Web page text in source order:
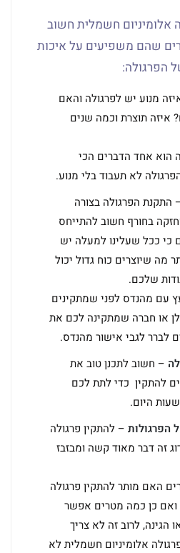
אלומיניום חשמלית חשוב
שהם משפיעים על איכות
הפרגולה:
מנוע יש לפרגולה והאם
תוצרת וכמה שנים
הוא אחד הדברים הכי
לא תעבוד בלי מנוע.
התקנת הפרגולה בצורה
בחורף חשוב להתייחס
כי ככל שעלינו למעלה יש
מה שיוצרים כוח גדול יכול
שלכם.
עם מהנדס לפני שמתקינים
או חברה שמתקינה לכם את
לברר לגבי אישור מהנדס.
– חשוב לתכנן טוב את
להתקין כדי לתת לכם
היום.
הפרגולות – להתקין פרגולה
זה דבר מאוד קשה ומבזבז
האם מותר להתקין פרגולה
כן כמה מטרים אפשר
הגינה, לרוב זה לא צריך
אלומיניום חשמלית לא